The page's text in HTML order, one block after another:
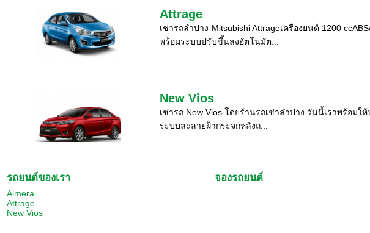
Attrage
เช่ารถลำปาง-Mitsubishi Attrageเครื่องยนต์ 1200
พร้อมระบบปรับขึ้นลงอัตโนมัต...
New Vios
เช่ารถ New Vios โดยร้านรถเช่าลำปาง วันนี้เราพร้อม
ระบบละลายฝ้ากระจกหลังถ...
รถยนต์ของเรา
Almera
Attrage
New Vios
จองรถยนต์